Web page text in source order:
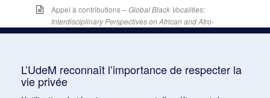
Appel à contributions –Global Black Vocalities:
Interdisciplinary Perspectives on African and Afro-
descendant Expressive Cultures– 15 décembre
Appel de conférences – « Expressions sonores de
la violence et transformations technologiques
L’UdeM reconnaît l’importance de respecter la
vie privée